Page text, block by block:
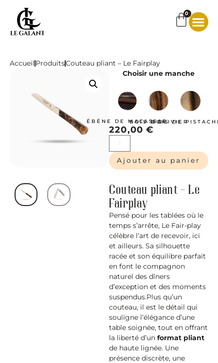
0
Accueil ProduitsCouteau pliant – Le Fairplay
Couteau pliant – Le
Fairplay
Pensé pour les tablées où le
temps s’arrête, Le Fair-play
célèbre l’art de recevoir, ici
et ailleurs. Sa silhouette
racée et son équilibre parfait
en font le compagnon
naturel des dîners
d’exception et des moments
suspendus.​Plus qu’un
couteau, il est le détail qui
souligne l’élégance d’une
table soignée, tout en offrant
la liberté d’un format pliant
de haute lignée. Une
présence discrète, une
Choisir une manche
ÉBÈNE DE MACASSAR
BOIS D'OLIVIER
BOIS DE
220,00€
Ajouter au panier